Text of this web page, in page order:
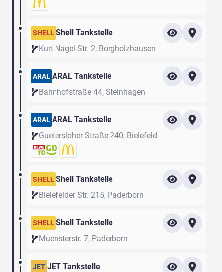
SHELL Shell Tankstelle
Kurt-Nagel-Str. 2, Borgholzhausen
ARAL ARAL Tankstelle
Bahnhofstraße 44, Steinhagen
ARAL ARAL Tankstelle
Guetersloher Straße 240, Bielefeld
SHELL Shell Tankstelle
Bielefelder Str. 215, Paderborn
SHELL Shell Tankstelle
Muensterstr. 7, Paderborn
JET JET Tankstelle